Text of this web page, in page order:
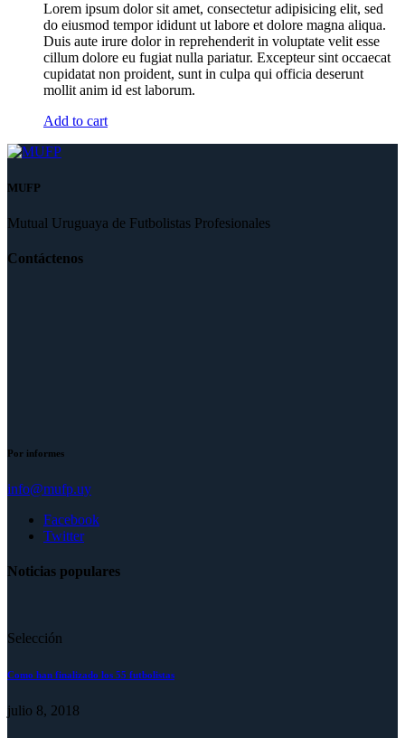
Lorem ipsum dolor sit amet, consectetur adipisicing elit, sed
do eiusmod tempor ididunt ut labore et dolore magna aliqua.
Duis aute irure dolor in reprehenderit in voluptate velit esse
cillum dolore eu fugiat nulla pariatur. Excepteur sint occaecat
cupidatat non proident, sunt in culpa qui officia deserunt
mollit anim id est laborum.
Add to cart
MUFP
Mutual Uruguaya de Futbolistas Profesionales
Contáctenos
Por informes
info@mufp.uy
Facebook
Twitter
Noticias populares
Selección
Como han finalizado los 55 futbolistas
julio 8, 2018